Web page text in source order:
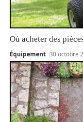
Où acheter des
Équipement 30 octobre